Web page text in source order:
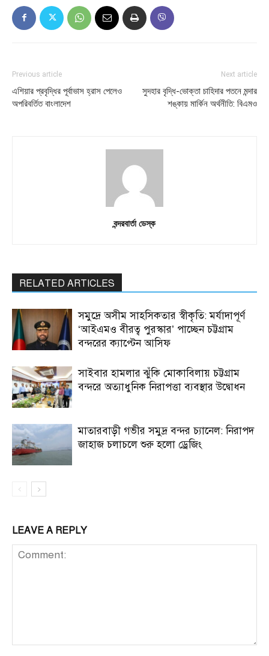
Previous article
এশিয়ার প্রবৃদ্ধির পূর্বাভাস হ্রাস পেলেও
অপরিবর্তিত বাংলাদেশ
Next article
সুদহার বৃদ্ধি-ভোক্তা চাহিদার পতনে মন্দার
শঙ্কায় মার্কিন অর্থনীতি: বিএমও
বন্দরবার্তা ডেস্ক
RELATED ARTICLES
সমুদ্রে অসীম সাহসিকতার স্বীকৃতি: মর্যাদাপূর্ণ
‘আইএমও বীরত্ব পুরস্কার’ পাচ্ছেন চট্টগ্রাম
বন্দরের ক্যাপ্টেন আসিফ
সাইবার হামলার ঝুঁকি মোকাবিলায় চট্টগ্রাম
বন্দরে অত্যাধুনিক নিরাপত্তা ব্যবস্থার উদ্বোধন
মাতারবাড়ী গভীর সমুদ্র বন্দর চ্যানেল: নিরাপদ
জাহাজ চলাচলে শুরু হলো ড্রেজিং
LEAVE A REPLY